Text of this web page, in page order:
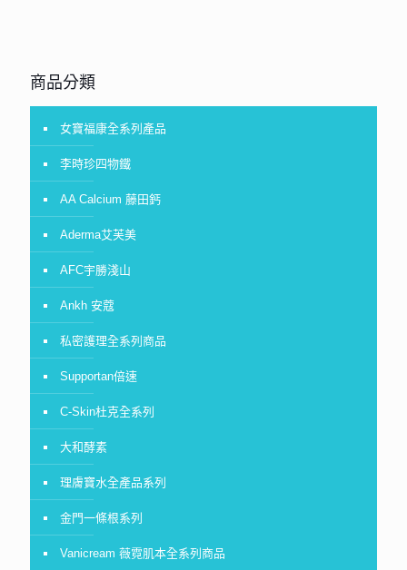
商品分類
女寶福康全系列產品
李時珍四物鐵
AA Calcium 藤田鈣
Aderma艾芙美
AFC宇勝淺山
Ankh 安蔻
私密護理全系列商品
Supportan倍速
C-Skin杜克全系列
大和酵素
理膚寶水全產品系列
金門一條根系列
Vanicream 薇霓肌本全系列商品